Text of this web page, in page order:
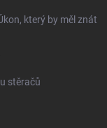
který by měl znát
stěračů